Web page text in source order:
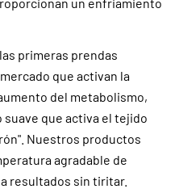
primeras prendas
que activan la
del metabolismo,
suave que activa el tejido
Nuestros productos
agradable de
resultados sin tiritar.